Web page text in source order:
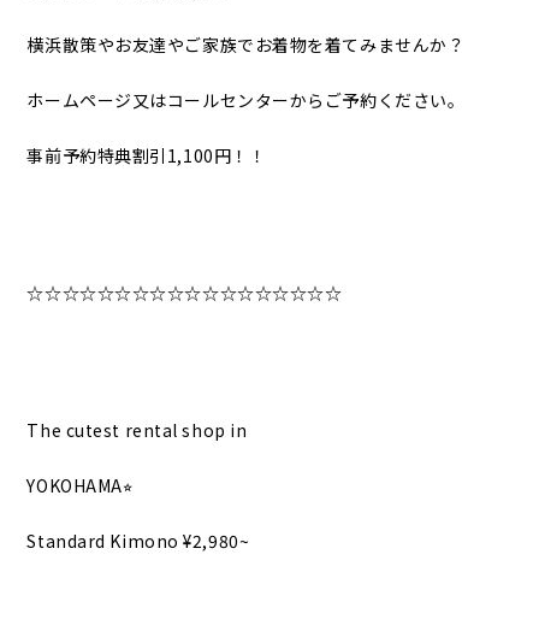
横浜散策やお友達やご家族でお着物を着てみませんか？
ホームページ又はコールセンターからご予約ください。
事前予約特典割引1,100円！！
☆☆☆☆☆☆☆☆☆☆☆☆☆☆☆☆☆☆
The cutest rental shop in
YOKOHAMA⭐︎
Standard Kimono ¥2,980~